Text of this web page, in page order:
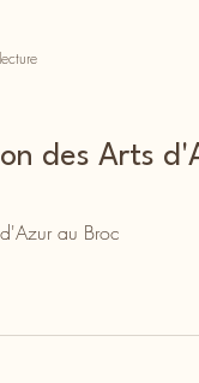
des Arts
au Broc